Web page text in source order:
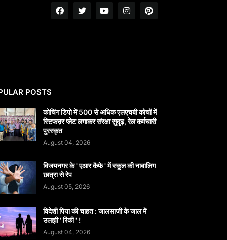
POSTS
कोचिंग डिपो में 500 से अधिक एलएचबी कोचों में
स्टिफऩर प्लेट लगाकर संरक्षा सुदृढ़, रेल कर्मचारी
पुरस्कृत
August 04, 2026
विजयनगर के ' एआर कैफे ' में स्कूल की नाबालिग
छात्रा से रेप
August 05, 2026
विदेशी पिया की चाहत : जालसाजी के जाल में
उलझी ' रिंकी ' !
August 04, 2026